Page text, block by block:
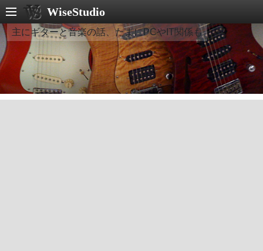
WiseStudio
主にギターと音楽の話、たまにPCやIT関係も